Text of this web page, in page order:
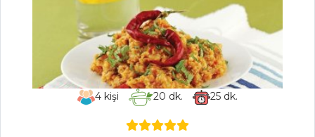
FINDIKLI SABLE
KURABİYE
Hamur İşleri Tüm
Tarifleri4 kişi 20 dk. 25dk.